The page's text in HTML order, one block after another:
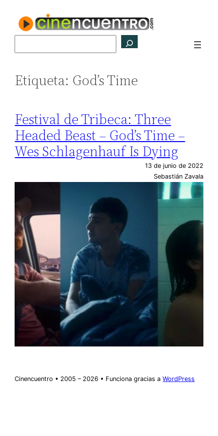
contenido
Etiqueta: God’s Time
Festival de Tribeca: Three
Headed Beast – God’s Time –
Wes Schlagenhauf Is Dying
13 de junio de 2022
Sebastián Zavala
Cinencuentro • 2005 – 2026 • Funciona gracias aWordPress